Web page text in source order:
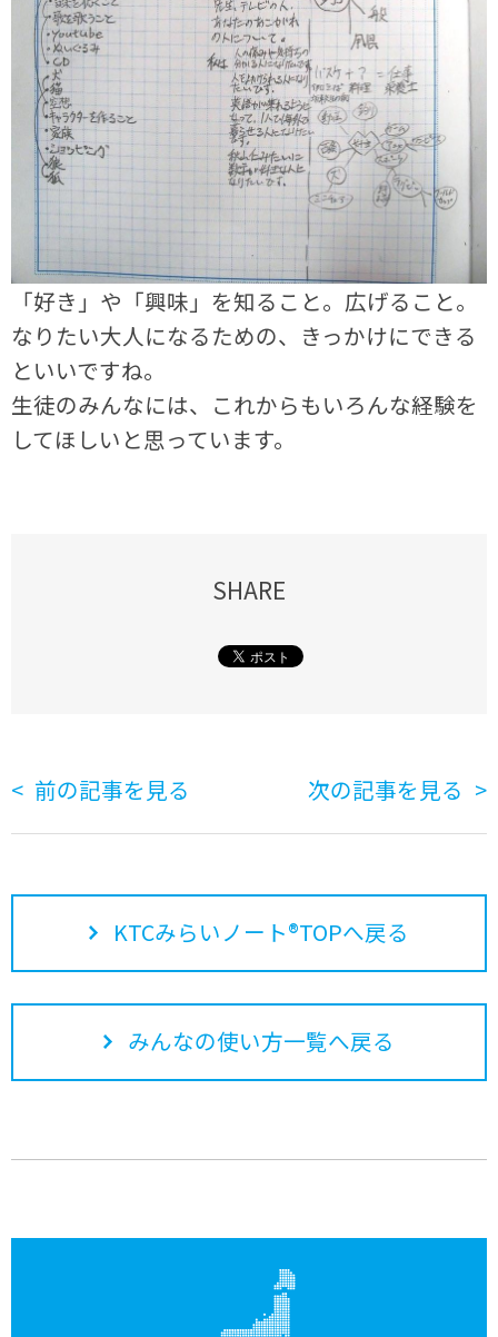
「好き」や「興味」を知ること。広げること。
なりたい大人になるための、きっかけにできる
といいですね。
生徒のみんなには、これからもいろんな経験を
してほしいと思っています。
SHARE
前の記事を見る 次の記事を見る
KTCみらいノート®TOPへ戻る
みんなの使い方一覧へ戻る